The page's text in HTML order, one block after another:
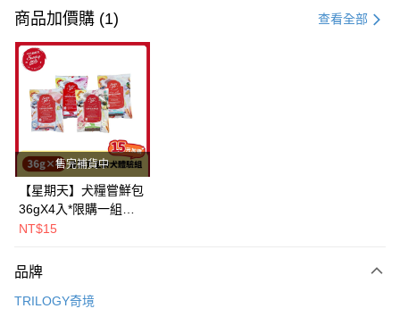
信用卡一次付款
超商取貨付款
LINE Pay
Apple Pay
街口支付
悠遊付
Google Pay
AFTEE先享後付
相關說明
商品加價購 (1) 查看全部
售完補貨中
【星期天】犬糧嘗鮮包
36gX4入*限購一組｜
鱈+鮭+牛+羊（效期
NT$15
品牌
TRILOGY奇境